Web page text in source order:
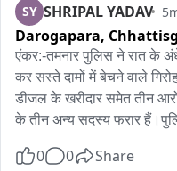
ગુજરાત પ્રવાસન વિભાગ
ફેસ્ટિવલમાં જોડાવા
બાઈટ : એન ડી પરમાર (
બાઈટ : રોશન જેસવાલ (
SY SHRIPAL YADAV
Darogapara,
एंकर:-तमनार पुलिस ने रात के
कर सस्ते दामों में बेचने वाले
डीजल के खरीदार समेत तीन
के तीन अन्य सदस्य फरार
की रिपोर्ट दर्ज कराई थी। जांच
0 0 Share